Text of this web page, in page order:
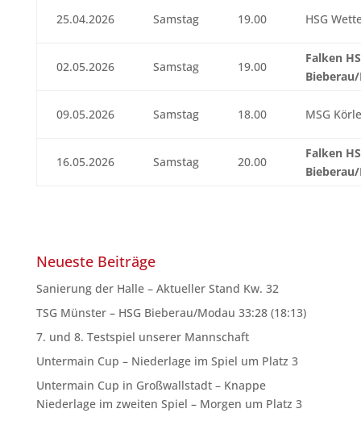
25.04.2026 Samstag 19.00 HSG
02.05.2026 Samstag 19.00
Falken
09.05.2026 Samstag 18.00 MSG
16.05.2026 Samstag 20.00
Falken
Neueste Beiträge
Sanierung der Halle – Aktueller Stand Kw. 32
TSG Münster – HSG Bieberau/Modau 33:28 (18:13)
7. und 8. Testspiel unserer Mannschaft
Untermain Cup – Niederlage im Spiel um Platz 3
Untermain Cup in Großwallstadt – Knappe
Niederlage im zweiten Spiel – Morgen um Platz 3